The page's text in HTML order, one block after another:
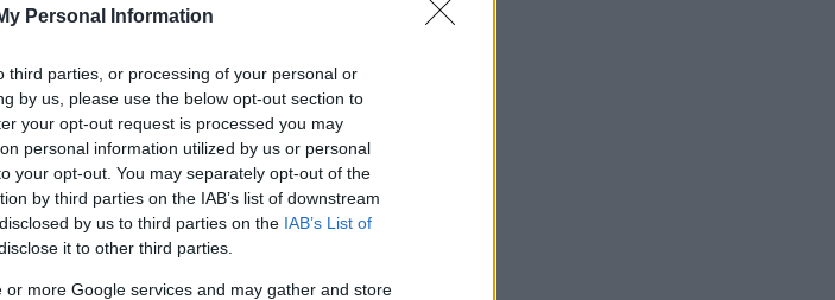
Personal Information
parties, or processing of your personal or
by us, please use the below opt-out section to
your opt-out request is processed you may
personal information utilized by us or personal
your opt-out. You may separately opt-out of the
by third parties on the IAB’s list of downstream
by us to third parties on the IAB’s List of
it to other third parties.
more Google services and may gather and store